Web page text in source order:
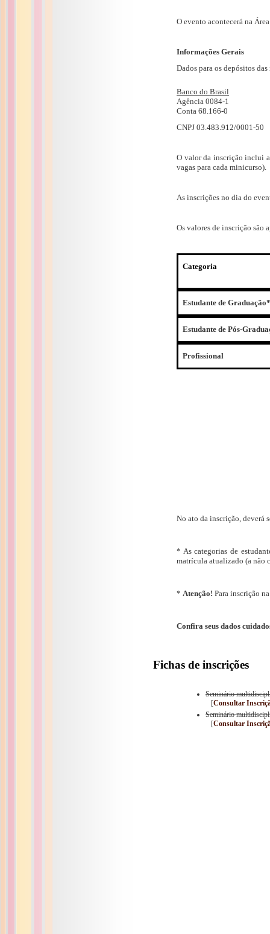
O evento acontecerá na
Informações Gerais
Dados para os depósitos
Banco do Brasil
Agência 0084-1
Conta 68.166-0
CNPJ 03.483.912/0001-50
O valor da inscrição inclui
vagas para cada minicurso).
As inscrições no dia do
Os valores de inscrição são
Categoria
Estudante de
Estudante de Pós-
Profissional
No ato da inscrição, deverá
* As categorias de
matrícula atualizado (a não
* Atenção! Para inscrição
Confira seus dados
Fichas de inscrições
Seminário
[Consultar
Seminário
[Consultar